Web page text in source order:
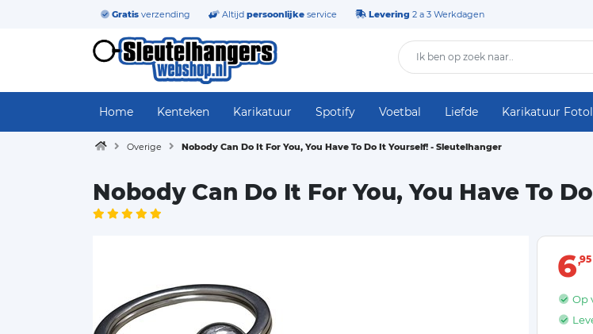
Gratis verzending Altijd persoonlijke service Levering 2 a 3 Werkdagen
Home Kenteken Karikatuur Spotify Voetbal Liefde Karikatuur
Overige Nobody Can Do It For You, You Have To Do It Yourself! - Sleutelhanger
Nobody Can Do It For You, You Have To
6 95
Op